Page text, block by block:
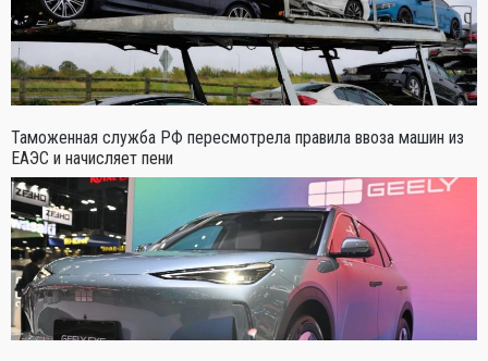
Таможенная служба РФ пересмотрела правила ввоза машин из
ЕАЭС и начисляет пени